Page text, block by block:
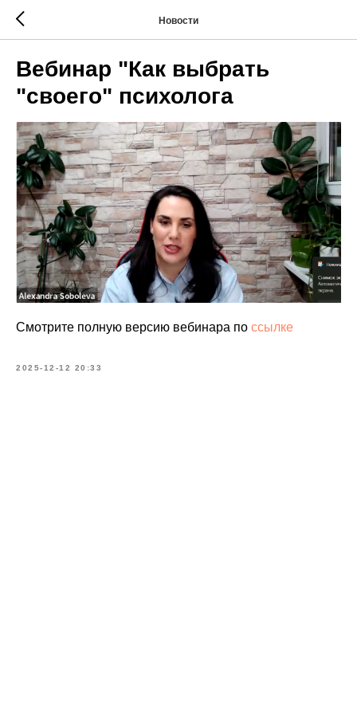
Новости
Вебинар "Как выбрать
"своего" психолога
Смотрите полную версию вебинара по ссылке
2025-12-12 20:33